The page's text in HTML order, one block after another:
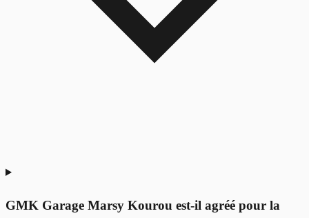
GMK Garage Marsy Kourou est-il agréé pour la